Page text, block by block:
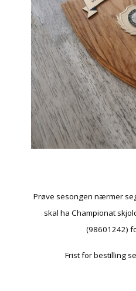
Prøve sesongen nærmer
skal ha Championat
(98601242)
Frist for bestilling